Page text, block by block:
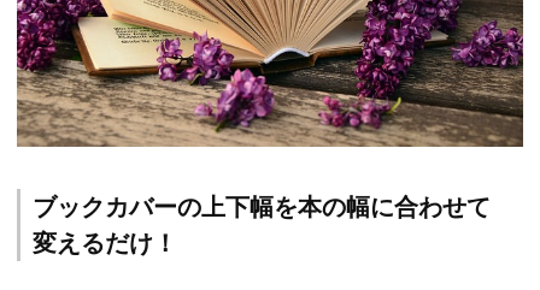
ブックカバーの上下幅を本の幅に合わせて
変えるだけ！